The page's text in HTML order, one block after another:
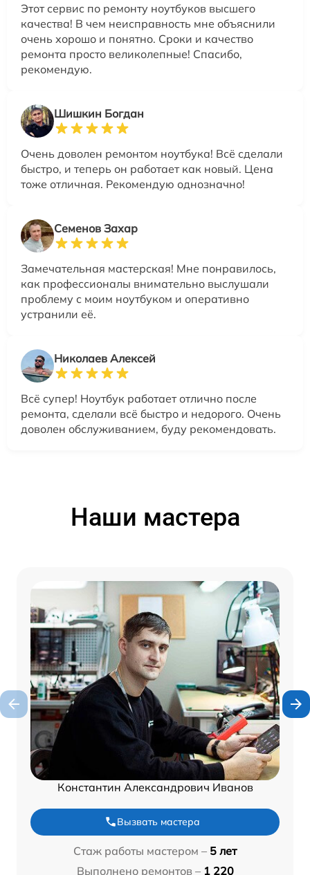
Этот сервис по ремонту ноутбуков высшего
качества! В чем неисправность мне объяснили
очень хорошо и понятно. Сроки и качество
ремонта просто великолепные! Спасибо,
рекомендую.
Шишкин Богдан
Очень доволен ремонтом ноутбука! Всё сделали
быстро, и теперь он работает как новый. Цена
тоже отличная. Рекомендую однозначно!
Семенов Захар
Замечательная мастерская! Мне понравилось,
как профессионалы внимательно выслушали
проблему с моим ноутбуком и оперативно
устранили её.
Николаев Алексей
Всё супер! Ноутбук работает отлично после
ремонта, сделали всё быстро и недорого. Очень
доволен обслуживанием, буду рекомендовать.
Наши мастера
Константин Александрович Иванов
Вызвать мастера
Стаж работы мастером – 5 лет
Выполнено ремонтов – 1 220